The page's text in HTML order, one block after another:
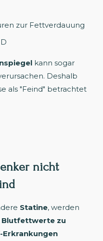
zur Fettverdauung
kann sogar
Deshalb
als "Feind" betrachtet
nicht
Statine, werden
Blutfettwerte zu
Erkrankungen